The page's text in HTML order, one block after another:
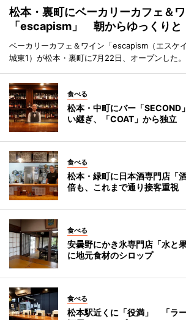
松本・裏町にベーカリーカフェ＆
「escapism」 朝からゆっくりと
ベーカリーカフェ＆ワイン「escapism（エスケ
城東1）が松本・裏町に7月22日、オープンした。
食べる
松本・中町にバー「
い継ぎ、「COAT」から独立
食べる
松本・緑町に日本酒専門店
倍も、これまで通り接客重視
食べる
安曇野にかき氷専門店「水と
に地元食材のシロップ
食べる
松本駅近くに「役満」 「ラ